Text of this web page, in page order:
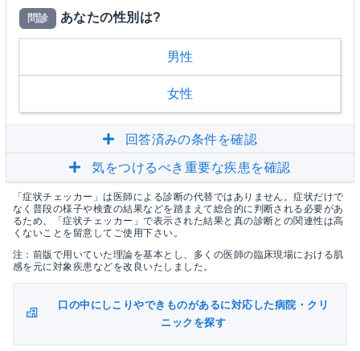
問診 あなたの性別は?
男性
女性
回答済みの条件を確認
気をつけるべき重要な疾患を確認
「症状チェッカー」は医師による診断の代替ではありません。症状だけで
なく普段の様子や検査の結果などを踏まえて総合的に判断される必要があ
るため、「症状チェッカー」で表示された結果と真の診断との関連性は高
くないことを留意してご使用下さい。
注：前版で用いていた理論を基本とし、多くの医師の臨床現場における肌
感を元に対象疾患などを改良いたしました。
口の中にしこりやできものがあるに対応した病院・クリ
ニックを探す